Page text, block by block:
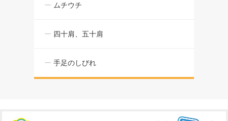
ムチウチ
四十肩、五十肩
手足のしびれ